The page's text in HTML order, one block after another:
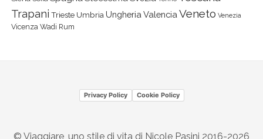
Trapani Trieste Umbria Ungheria Valencia Veneto Venezia
Vicenza Wadi Rum
Privacy Policy Cookie Policy
© Viaggiare, uno stile di vita di Nicole Pasini 2016-2026